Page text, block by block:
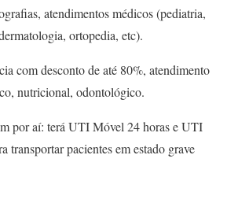
atendimentos médicos (pediatria,
ortopedia, etc).
com desconto de até 80%, atendimento
nutricional, odontológico.
por aí: terá UTI Móvel 24 horas e UTI
transportar pacientes em estado grave